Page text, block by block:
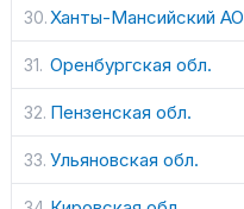
Ханты-Мансийский АО
Оренбургская обл.
Пензенская обл.
Ульяновская обл.